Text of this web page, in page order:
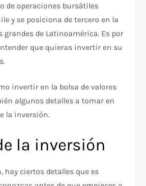
de operaciones bursátiles
y se posiciona de tercero en la
grandes de Latinoamérica. Es por
que quieras invertir en su
invertir en la bolsa de valores
algunos detalles a tomar en
la inversión.
la inversión
hay ciertos detalles que es